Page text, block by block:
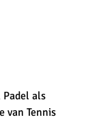
als
van Tennis